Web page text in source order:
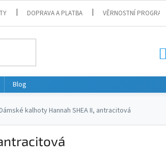
DOPRAVA A PLATBA VĚRNOSTNÍ PROGRAM
Blog
kalhoty Hannah SHEA II, antracitová